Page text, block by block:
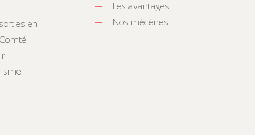
en
Les avantages
Nos mécènes